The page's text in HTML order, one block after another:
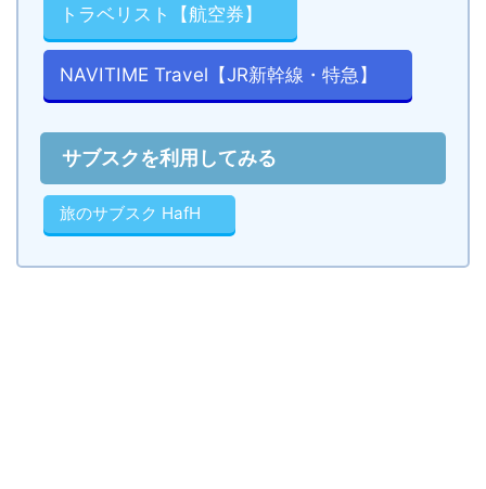
トラベリスト【航空券】
NAVITIME Travel【JR新幹線・特急】
サブスクを利用してみる
旅のサブスク HafH